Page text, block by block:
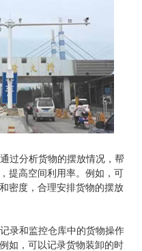
过分析货物的摆放情况，帮
提高空间利用率。例如，可
密度，合理安排货物的摆放
录和监控仓库中的货物操作
如，可以记录货物装卸的时